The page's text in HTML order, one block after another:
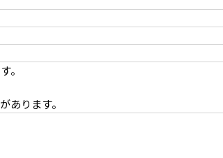
。
あります。